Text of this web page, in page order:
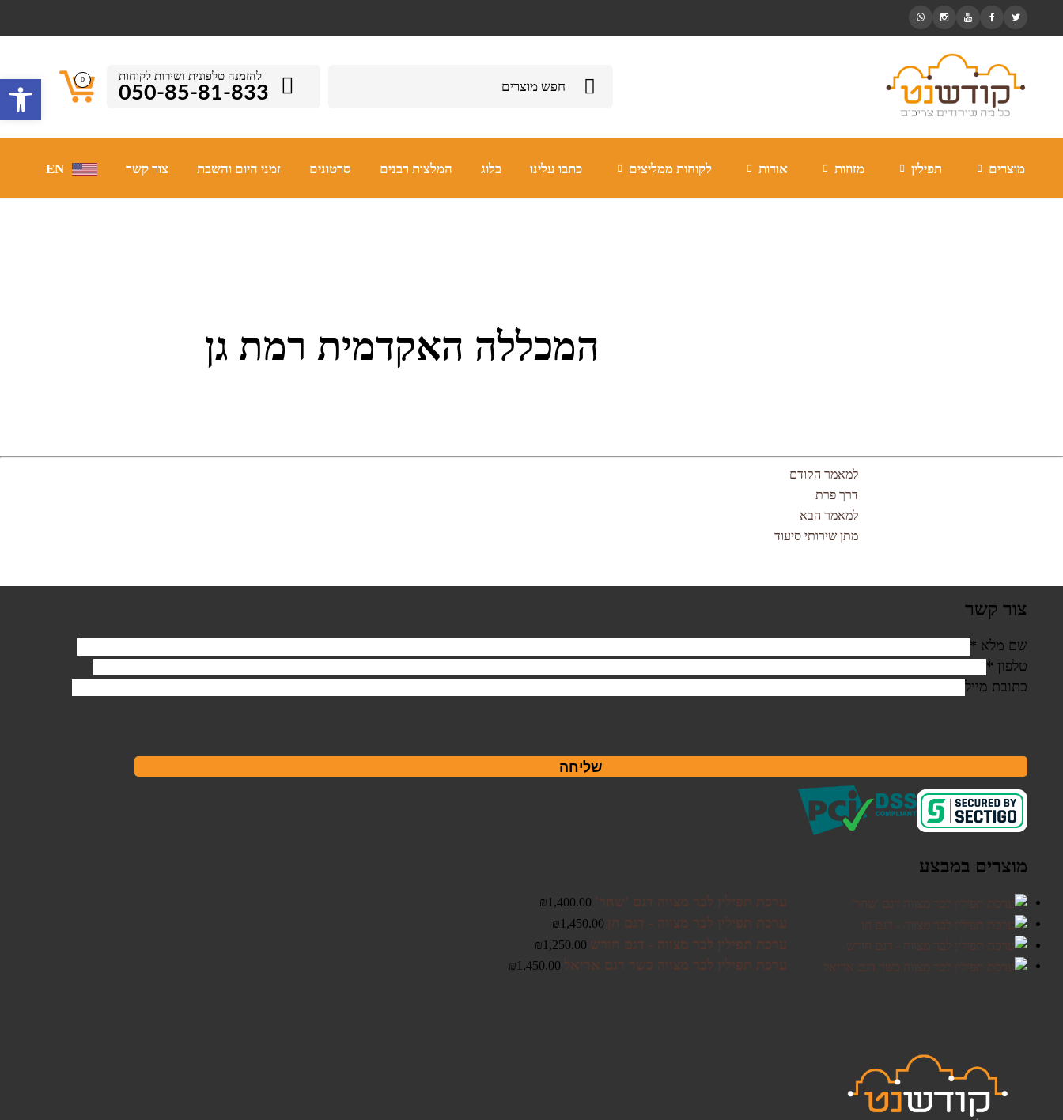
להזמנה טלפונית ושירות לקוחות
050-85-81-833
0
מוצרים תפילין מזוזות אודות לקוחות ממליצים כתבו עלינו בלוג המלצות רבנים סרטונים זמני היום והשבת צור קשר EN
המכללה האקדמית רמת גן
למאמר הקודם
דרך פרת
למאמר הבא
מתן שירותי סיעוד
צור קשר
שם מלא *
טלפון *
כתובת מייל
שליחה
מוצרים במבצע
ערכת תפילין לבר מצווה דגם 'שחר' ₪1,400.00
ערכת תפילין לבר מצווה - דגם חן ₪1,450.00
ערכת תפילין לבר מצווה - דגם חורש ₪1,250.00
ערכת תפילין לבר מצווה כשר דגם אריאל ₪1,450.00
פתח